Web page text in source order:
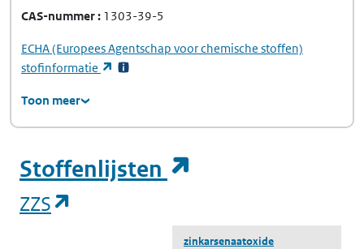
CAS-nummer 1303-39-5
ECHA(Europees Agentschap voor chemische stoffen)
stofinformatie
(opent in een nieuw tabblad)
Toon meer
Stoffenlijsten
ZZS
zinkarsenaatoxide